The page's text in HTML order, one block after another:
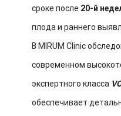
сроке после 20-й
плода и раннего
В MIRUM Clinic
современном
экспертного класса
обеспечивает